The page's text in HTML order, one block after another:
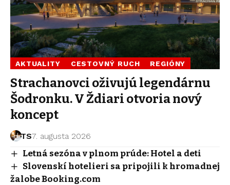
AKTUALITY CESTOVNÝ RUCH REGIÓNY
Strachanovci oživujú legendárnu
Šodronku. V Ždiari otvoria nový
koncept
TS7. augusta 2026
Letná sezóna v plnom prúde: Hotel a deti
Slovenskí hotelieri sa pripojili k hromadnej
žalobe Booking.com